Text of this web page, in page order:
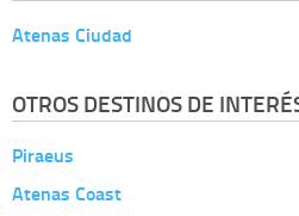
Atenas Ciudad
OTROS DESTINOS DE
Piraeus
Atenas Coast